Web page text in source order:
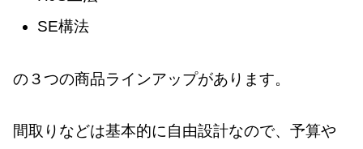
SE構法
の３つの商品ラインアップがあります。
間取りなどは基本的に自由設計なので、予算や